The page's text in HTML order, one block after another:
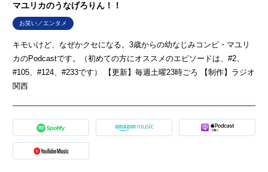
マユリカのうなげろりん！！
お笑い／エンタメ
キモいけど、なぜかクセになる。3歳からの幼なじみコンビ・マユリ
カのPodcastです。（初めての方にオススメのエピソードは、#2、
#105、#124、#233です） 【更新】毎週土曜23時ごろ 【制作】ラジオ
関西